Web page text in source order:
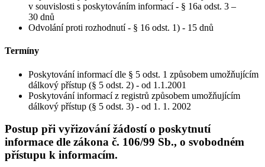
v souvislosti s poskytováním informací - § 16a odst. 3 –
30 dnů
Odvolání proti rozhodnutí - § 16 odst. 1) - 15 dnů
Termíny
Poskytování informací dle § 5 odst. 1 způsobem umožňujícím
dálkový přístup (§ 5 odst. 2) - od 1.1.2001
Poskytování informací z registrů způsobem umožňujícím
dálkový přístup (§ 5 odst. 3) - od 1. 1. 2002
Postup při vyřizování žádostí o poskytnutí
informace dle zákona č. 106/99 Sb., o svobodném
přístupu k informacím.